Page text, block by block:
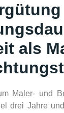
als
Maler- und
drei Jahre